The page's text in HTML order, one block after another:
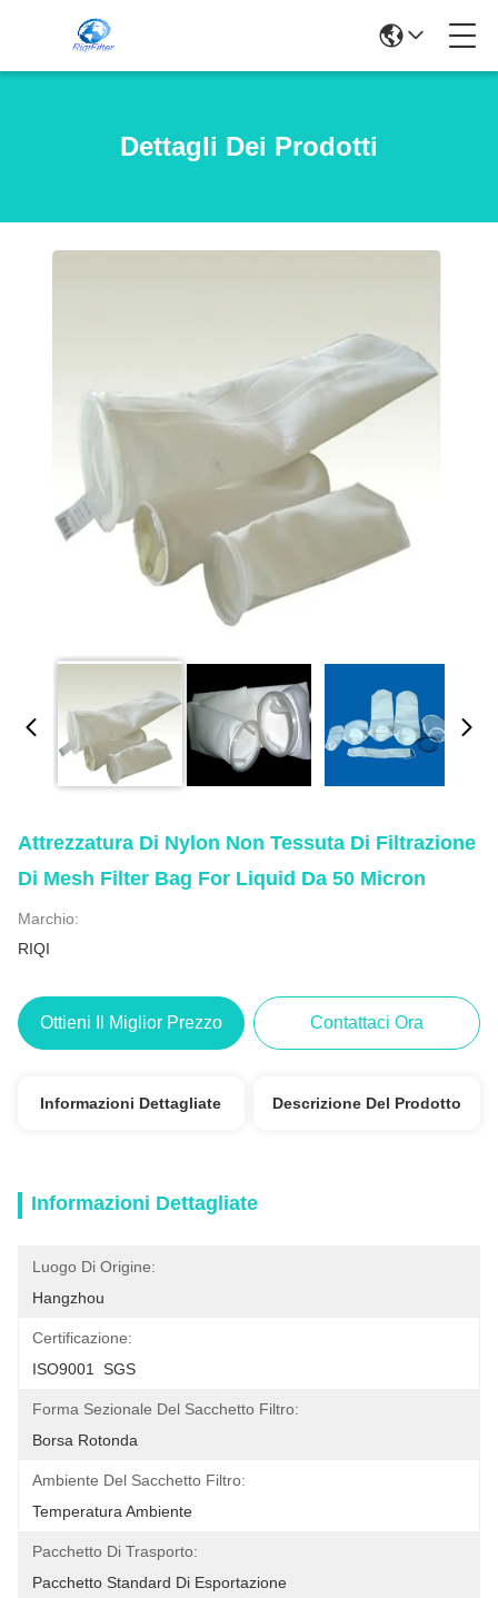
Dettagli Dei Prodotti
Attrezzatura Di Nylon Non Tessuta Di Filtrazione
Di Mesh Filter Bag For Liquid Da 50 Micron
Marchio:
RIQI
Ottieni Il Miglior Prezzo Contattaci Ora
Informazioni Dettagliate Descrizione Del Prodotto
Informazioni Dettagliate
Luogo Di Origine:
Hangzhou
Certificazione:
ISO9001  SGS
Forma Sezionale Del Sacchetto Filtro:
Borsa Rotonda
Ambiente Del Sacchetto Filtro:
Temperatura Ambiente
Pacchetto Di Trasporto:
Pacchetto Standard Di Esportazione